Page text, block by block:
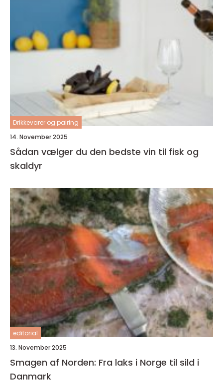
Drikkevarer og pairing
14. November 2025
Sådan vælger du den bedste vin til fisk og
skaldyr
editorial
13. November 2025
Smagen af Norden: Fra laks i Norge til sild i
Danmark